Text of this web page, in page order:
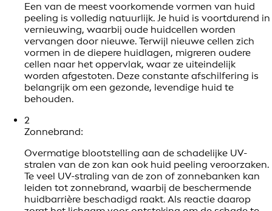
Een van de meest voorkomende vormen van huid
peeling is volledig natuurlijk. Je huid is voortdurend in
vernieuwing, waarbij oude huidcellen worden
vervangen door nieuwe. Terwijl nieuwe cellen zich
vormen in de diepere huidlagen, migreren oudere
cellen naar het oppervlak, waar ze uiteindelijk
worden afgestoten. Deze constante afschilfering is
belangrijk om een gezonde, levendige huid te
behouden.
2
Zonnebrand:
Overmatige blootstelling aan de schadelijke UV-
stralen van de zon kan ook huid peeling veroorzaken.
Te veel UV-straling van de zon of zonnebanken kan
leiden tot zonnebrand, waarbij de beschermende
huidbarrière beschadigd raakt. Als reactie daarop